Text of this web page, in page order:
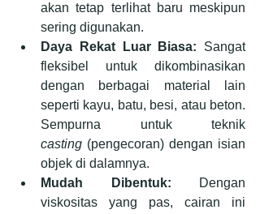
akan tetap terlihat baru meskipun
sering digunakan.
Daya Rekat Luar Biasa: Sangat
fleksibel untuk dikombinasikan
dengan berbagai material lain
seperti kayu, batu, besi, atau beton.
casting (pengecoran) dengan isian
objek di dalamnya.
Mudah Dibentuk: Dengan
viskositas yang pas, cairan ini